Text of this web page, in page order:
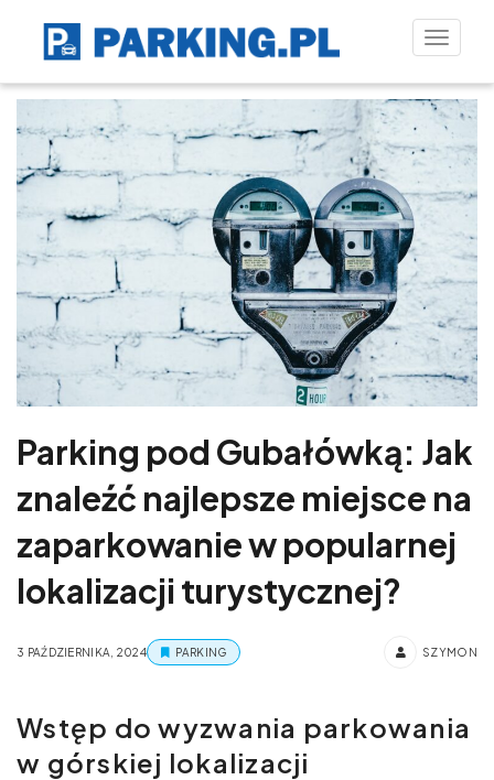
Toggle
Parking pod Gubałówką: Jak
znaleźć najlepsze miejsce na
zaparkowanie w popularnej
lokalizacji turystycznej?
3 PAŹDZIERNIKA, 2024 PARKING SZYMON
Wstęp do wyzwania parkowania
w górskiej lokalizacji